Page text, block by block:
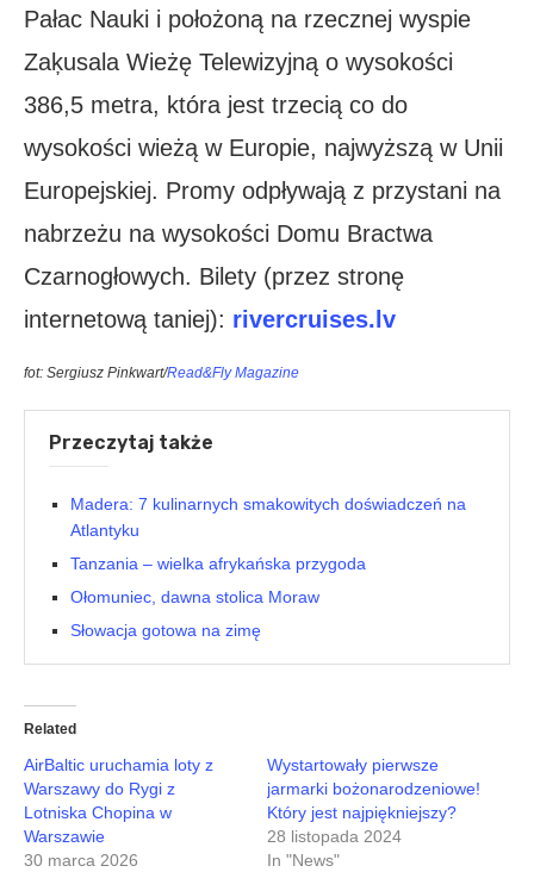
Pałac Nauki i położoną na rzecznej wyspie
Zaķusala Wieżę Telewizyjną o wysokości
386,5 metra, która jest trzecią co do
wysokości wieżą w Europie, najwyższą w Unii
Europejskiej. Promy odpływają z przystani na
nabrzeżu na wysokości Domu Bractwa
Czarnogłowych. Bilety (przez stronę
internetową taniej): rivercruises.lv
fot: Sergiusz Pinkwart/Read&Fly Magazine
Przeczytaj także
Madera: 7 kulinarnych smakowitych doświadczeń na
Atlantyku
Tanzania – wielka afrykańska przygoda
Ołomuniec, dawna stolica Moraw
Słowacja gotowa na zimę
Related
AirBaltic uruchamia loty z
Warszawy do Rygi z
Lotniska Chopina w
Warszawie
30 marca 2026
Wystartowały pierwsze
jarmarki bożonarodzeniowe!
Który jest najpiękniejszy?
28 listopada 2024
In "News"